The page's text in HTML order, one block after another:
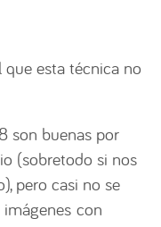
esta técnica no
son buenas por
(sobretodo si nos
pero casi no se
con